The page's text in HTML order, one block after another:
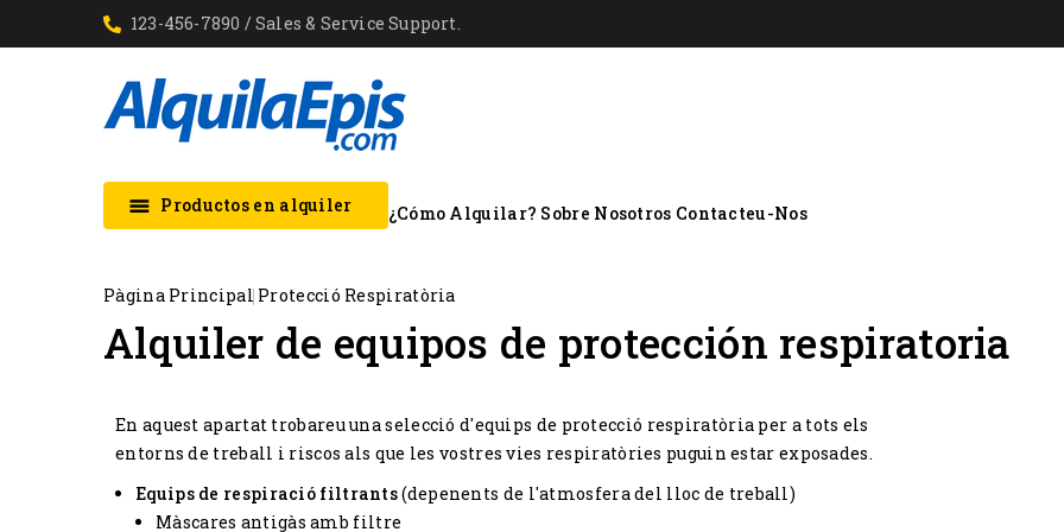
123-456-7890 / Sales & Service Support.
 Productos en alquiler ¿Cómo Alquilar? Sobre Nosotros Contacteu-Nos
Pàgina Principal Protecció Respiratòria
Alquiler de equipos de protección respiratoria
En aquest apartat trobareu una selecció d'equips de protecció respiratòria per a tots els
entorns de treball i riscos als que les vostres vies respiratòries puguin estar exposades.
Equips de respiració filtrants(depenents de l'atmosfera del lloc de treball)
Màscares antigàs amb filtre